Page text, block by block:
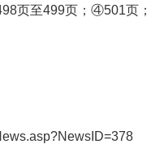
页至499页；④501页；